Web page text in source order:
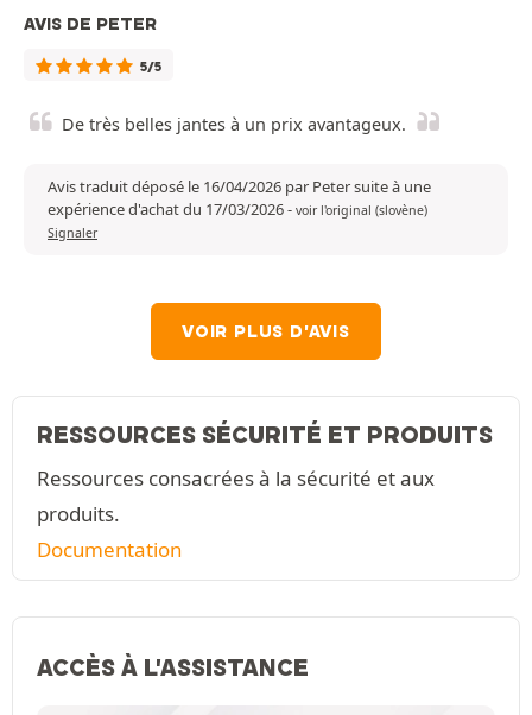
AVIS DE PETER
5/5
De très belles jantes à un prix avantageux.
Avis traduit déposé le 16/04/2026 par Peter suite à une
expérience d'achat du 17/03/2026- voir l'original (slovène)
Signaler
VOIR PLUS D'AVIS
RESSOURCES SÉCURITÉ ET PRODUITS
Ressources consacrées à la sécurité et aux
produits.
Documentation
ACCÈS À L'ASSISTANCE